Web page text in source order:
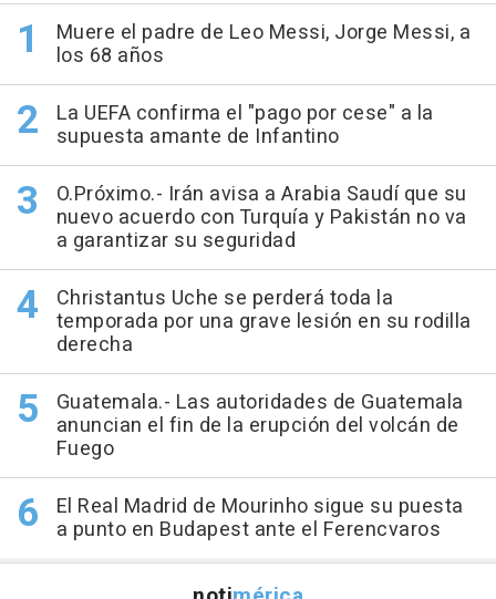
Muere el padre de Leo Messi, Jorge Messi, a
los 68 años
La UEFA confirma el "pago por cese" a la
supuesta amante de Infantino
O.Próximo.- Irán avisa a Arabia Saudí que su
nuevo acuerdo con Turquía y Pakistán no va
a garantizar su seguridad
Christantus Uche se perderá toda la
temporada por una grave lesión en su rodilla
derecha
Guatemala.- Las autoridades de Guatemala
anuncian el fin de la erupción del volcán de
Fuego
El Real Madrid de Mourinho sigue su puesta
a punto en Budapest ante el Ferencvaros